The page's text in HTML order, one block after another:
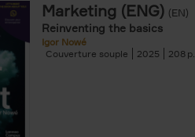
Marketing (ENG) (EN)
Reinventing the basics
Igor Nowé
Couverture souple
2025 208